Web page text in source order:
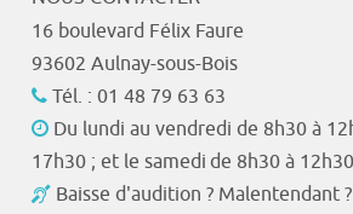
16 boulevard Félix Faure
93602 Aulnay-sous-Bois
Tél. : 01 48 79 63 63
Du lundi au vendredi de 8h30 à
17h30 ; et le samedi de 8h30 à
Baisse d'audition ? Malentendant